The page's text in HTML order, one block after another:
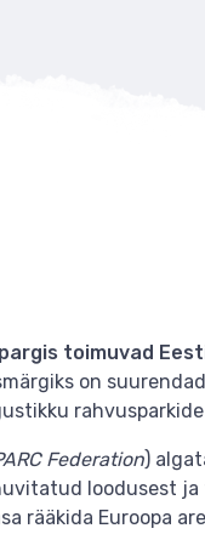
toimuvad
on
rahvusparkide
Federation)
loodusest
rääkida Euroopa